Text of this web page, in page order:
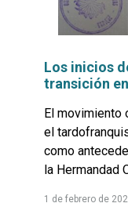
Los inicios
transición
El movimiento
el
como
la Hermandad
1 de febrero de